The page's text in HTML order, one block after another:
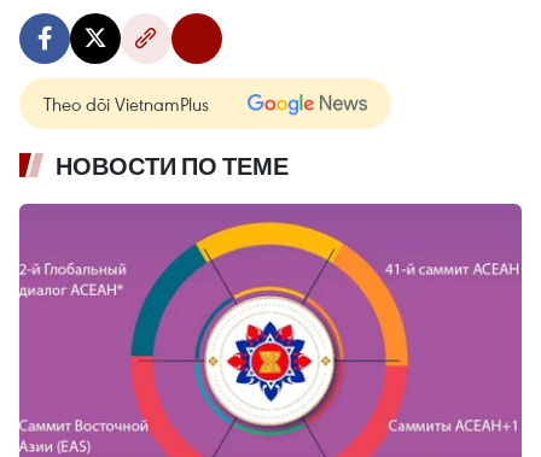
Theo dõi VietnamPlus
НОВОСТИ ПО ТЕМЕ